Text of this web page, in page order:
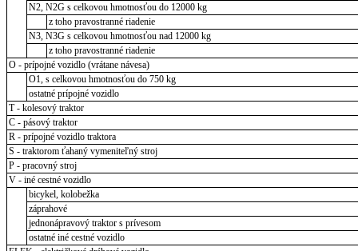
N2, N2G s celkovou hmotnosťou do 12000 kg
z toho pravostranné riadenie
N3, N3G s celkovou hmotnosťou nad 12000 kg
z toho pravostranné riadenie
O - prípojné vozidlo (vrátane návesa)
O1, s celkovou hmotnosťou do 750 kg
ostatné prípojné vozidlo
T - kolesový traktor
C - pásový traktor
R - prípojné vozidlo traktora
S - traktorom ťahaný vymeniteľný stroj
P - pracovný stroj
V - iné cestné vozidlo
bicykel, kolobežka
záprahové
jednonápravový traktor s prívesom
ostatné iné cestné vozidlo